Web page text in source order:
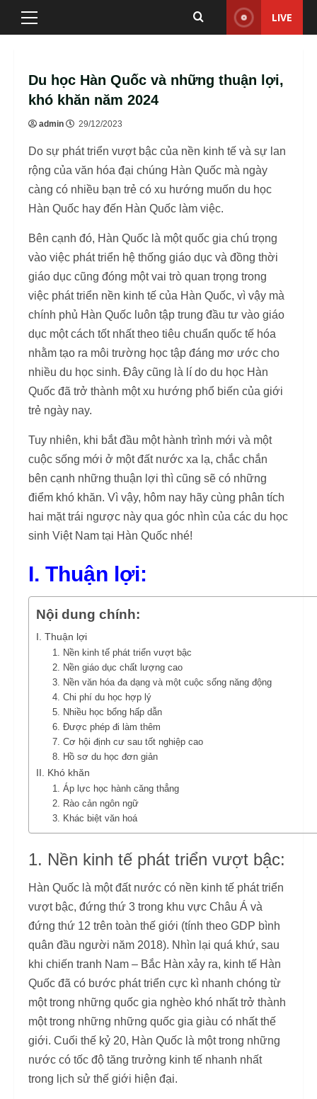
Skip
Primary
LIVE
Du học Hàn Quốc và những thuận lợi,
khó khăn năm 2024
admin 29/12/2023
Do sự phát triển vượt bậc của nền kinh tế và sự lan
rộng của văn hóa đại chúng Hàn Quốc mà ngày
càng có nhiều bạn trẻ có xu hướng muốn du học
Hàn Quốc hay đến Hàn Quốc làm việc.
Bên cạnh đó, Hàn Quốc là một quốc gia chú trọng
vào việc phát triển hệ thống giáo dục và đồng thời
giáo dục cũng đóng một vai trò quan trọng trong
việc phát triển nền kinh tế của Hàn Quốc, vì vậy mà
chính phủ Hàn Quốc luôn tập trung đầu tư vào giáo
dục một cách tốt nhất theo tiêu chuẩn quốc tế hóa
nhằm tạo ra môi trường học tập đáng mơ ước cho
nhiều du học sinh. Đây cũng là lí do du học Hàn
Quốc đã trở thành một xu hướng phổ biến của giới
trẻ ngày nay.
Tuy nhiên, khi bắt đầu một hành trình mới và một
cuộc sống mới ở một đất nước xa lạ, chắc chắn
bên cạnh những thuận lợi thì cũng sẽ có những
điểm khó khăn. Vì vậy, hôm nay hãy cùng phân tích
hai mặt trái ngược này qua góc nhìn của các du học
sinh Việt Nam tại Hàn Quốc nhé!
I. Thuận lợi:
Nội dung chính:
I. Thuận lợi
1. Nền kinh tế phát triển vượt bậc
2. Nền giáo dục chất lượng cao
3. Nền văn hóa đa dạng và một cuộc sống năng động
4. Chi phí du học hợp lý
5. Nhiều học bổng hấp dẫn
6. Được phép đi làm thêm
7. Cơ hội định cư sau tốt nghiệp cao
8. Hồ sơ du học đơn giản
II. Khó khăn
1. Áp lực học hành căng thẳng
2. Rào cản ngôn ngữ
3. Khác biệt văn hoá
1. Nền kinh tế phát triển vượt bậc:
Hàn Quốc là một đất nước có nền kinh tế phát triển
vượt bậc, đứng thứ 3 trong khu vực Châu Á và
đứng thứ 12 trên toàn thế giới (tính theo GDP bình
quân đầu người năm 2018). Nhìn lại quá khứ, sau
khi chiến tranh Nam – Bắc Hàn xảy ra, kinh tế Hàn
Quốc đã có bước phát triển cực kì nhanh chóng từ
một trong những quốc gia nghèo khó nhất trở thành
một trong những những quốc gia giàu có nhất thế
giới. Cuối thế kỷ 20, Hàn Quốc là một trong những
nước có tốc độ tăng trưởng kinh tế nhanh nhất
trong lịch sử thế giới hiện đại.